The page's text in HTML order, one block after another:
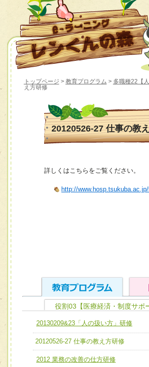
トップページ > 教育プログラム > 多職種22【
え方研修
20120526-27 仕事の教
詳しくはこちらをご覧ください。
http://
ユニット１ 医療人としての基礎能
全人的医療を実践する医療人とし
ける
ユニット２ チーム医療構成力
チーム01【病院内横断的問題解決
チーム02【地域医療連携推進に
宅患者等支援チーム】
役割03【医療経済・制度サポ
20130209&23「人の扱い方」研修
20120526-27 仕事の教え方研修
2012 業務の改善の仕方研修